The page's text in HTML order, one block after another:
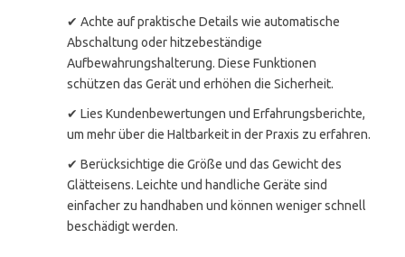
✔ Achte auf praktische Details wie automatische
Abschaltung oder hitzebeständige
Aufbewahrungshalterung. Diese Funktionen
schützen das Gerät und erhöhen die Sicherheit.
✔ Lies Kundenbewertungen und Erfahrungsberichte,
um mehr über die Haltbarkeit in der Praxis zu erfahren.
✔ Berücksichtige die Größe und das Gewicht des
Glätteisens. Leichte und handliche Geräte sind
einfacher zu handhaben und können weniger schnell
beschädigt werden.